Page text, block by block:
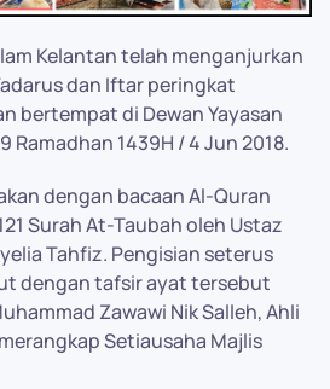
Kelantan telah menganjurkan
dan Iftar peringkat
bertempat di Dewan Yayasan
Ramadhan 1439H / 4 Jun 2018.
dengan bacaan Al-Quran
Surah At-Taubah oleh Ustaz
Tahfiz. Pengisian seterus
dengan tafsir ayat tersebut
Zawawi Nik Salleh, Ahli
Setiausaha Majlis